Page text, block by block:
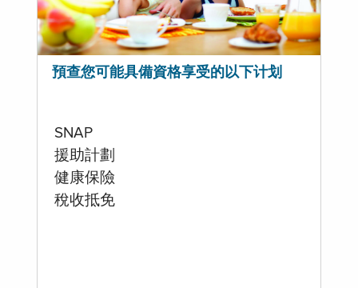
預查您可能具備資格享受的以下计划
SNAP
援助計劃
健康保險
稅收抵免